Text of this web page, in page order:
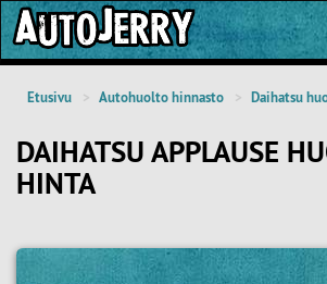
Etusivu Autohuolto hinnasto Daihatsu
DAIHATSU APPLAUSE
HINTA